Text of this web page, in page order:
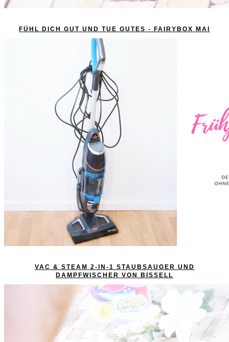
FÜHL DICH GUT UND TUE GUTES - FAIRYBOX MAI
VAC & STEAM 2-IN-1 STAUBSAUGER UND
DAMPFWISCHER VON BISSELL